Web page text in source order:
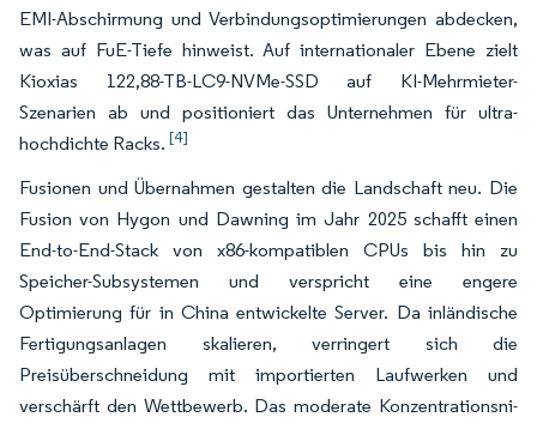
EMI-Abschirmung und Verbindungsoptimierungen abdecken,
was auf FuE-Tiefe hinweist. Auf internationaler Ebene zielt
Kioxias 122,88-TB-LC9-NVMe-SSD auf KI-Mehrmieter-
Szenarien ab und positioniert das Unternehmen für ultra-
hochdichte Racks. [4]
Fusionen und Übernahmen gestalten die Landschaft neu. Die
Fusion von Hygon und Dawning im Jahr 2025 schafft einen
End-to-End-Stack von x86-kompatiblen CPUs bis hin zu
Speicher-Subsystemen und verspricht eine engere
Optimierung für in China entwickelte Server. Da inländische
Fertigungsanlagen skalieren, verringert sich die
Preisüberschneidung mit importierten Laufwerken und
verschärft den Wettbewerb. Das moderate Konzentrationsni­